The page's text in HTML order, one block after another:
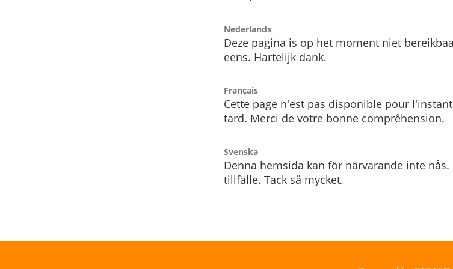
Nederlands
Deze pagina is op het moment niet
eens. Hartelijk dank.
Français
Cette page n'est pas disponible pour
tard. Merci de votre bonne comprêhension.
Svenska
Denna hemsida kan för närvarande inte
tillfälle. Tack så mycket.